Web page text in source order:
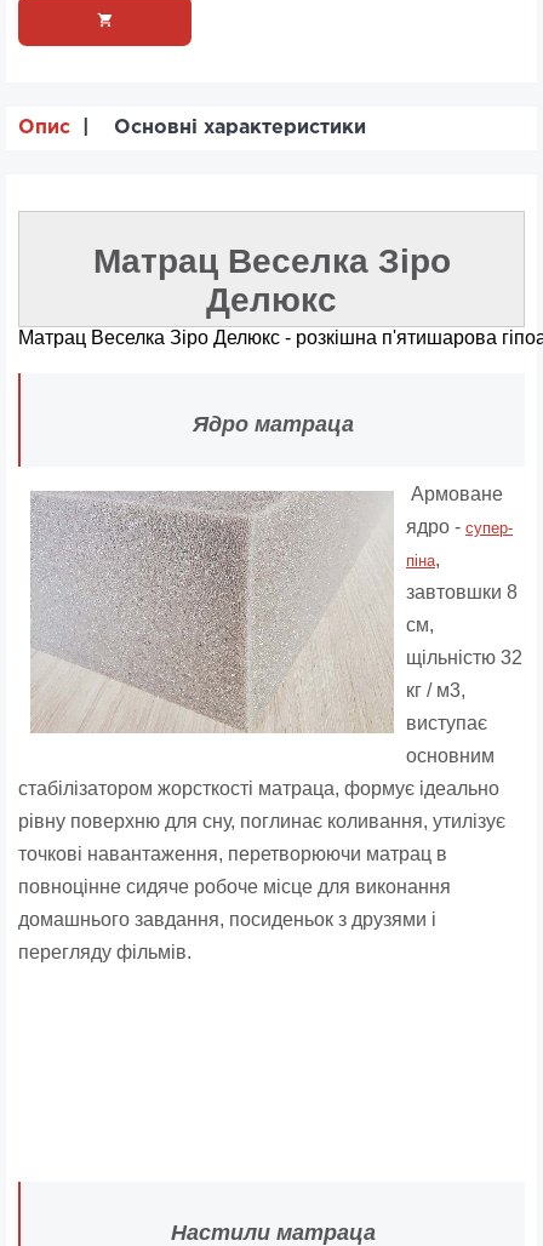
Опис Основні характеристики
Матрац Веселка Зіро
Делюкс
Матрац Веселка Зіро Делюкс - розкішна п'ятишарова
Ядро матраца
Армоване
ядро ​​- супер-
піна,
завтовшки 8
см,
щільністю 32
кг / м3,
виступає
основним
стабілізатором жорсткості матраца, формує ідеально
рівну поверхню для сну, поглинає коливання, утилізує
точкові навантаження, перетворюючи матрац в
повноцінне сидяче робоче місце для виконання
домашнього завдання, посиденьок з друзями і
перегляду фільмів.
Настили матраца